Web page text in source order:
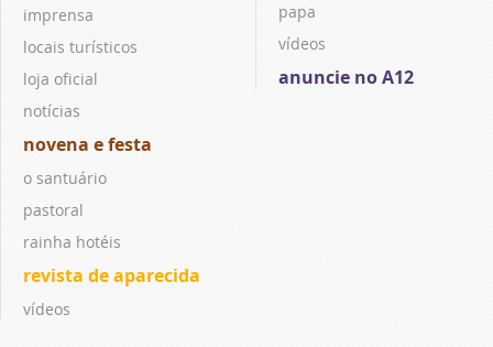
imprensa
locais turísticos
loja oficial
notícias
novena e festa
o santuário
pastoral
rainha hotéis
revista de aparecida
vídeos
papa
vídeos
anuncie no A12